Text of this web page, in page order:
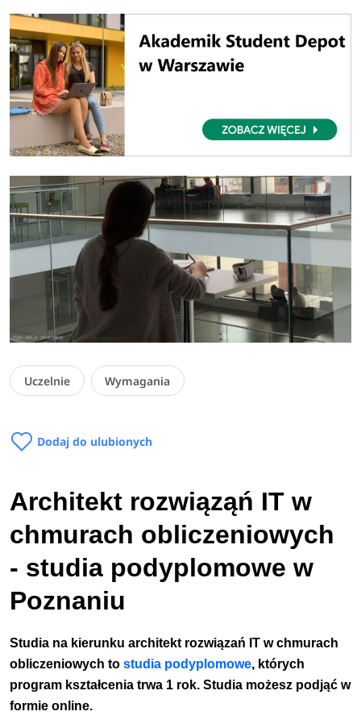
Uczelnie Wymagania
Dodaj do ulubionych
Architekt rozwiąząń IT w
chmurach obliczeniowych
- studia podyplomowe w
Poznaniu
Studia na kierunku architekt rozwiązań IT w chmurach
obliczeniowych tostudia podyplomowe, których
program kształcenia trwa 1 rok. Studia możesz podjąć w
formie online.